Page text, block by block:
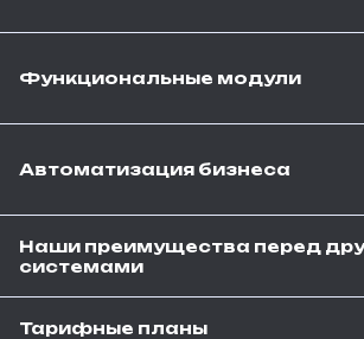
Функциональные модули
Автоматизация бизнеса
Наши преимущества перед
системами
Тарифные планы